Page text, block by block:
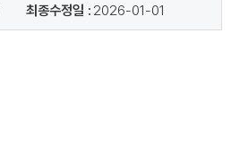
최종수정일 : 2026-01-01